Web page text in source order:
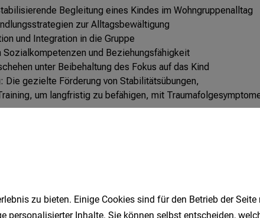
zu bieten. Einige Cookies sind für den Betrieb der
Inhalte. Sie können selbst entscheiden,